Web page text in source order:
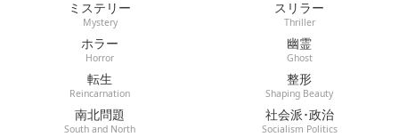
ミステリー
Mystery
スリラー
Thriller
ホラー
Horror
幽霊
Ghost
転生
Reincarnation
整形
Shaping Beauty
南北問題
South and North
社会派･政治
Socialism Politics